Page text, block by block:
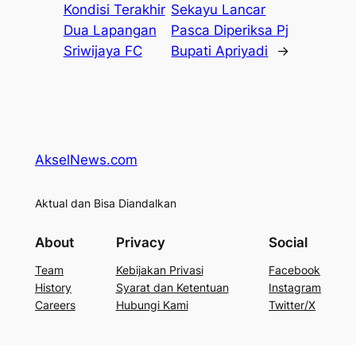
Kondisi Terakhir
Dua Lapangan
Sriwijaya FC
Sekayu Lancar
Pasca Diperiksa Pj
Bupati Apriyadi
→
AkselNews.com
Aktual dan Bisa Diandalkan
About
Team
History
Careers
Privacy
Kebijakan Privasi
Syarat dan Ketentuan
Hubungi Kami
Social
Facebook
Instagram
Twitter/X